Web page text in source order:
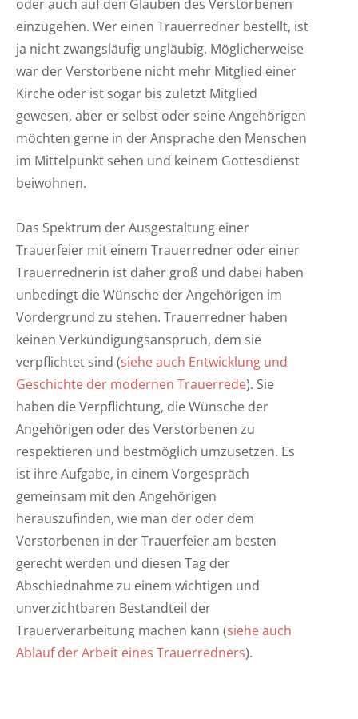
oder auch auf den Glauben des Verstorbenen
einzugehen. Wer einen Trauerredner bestellt, ist
ja nicht zwangsläufig ungläubig. Möglicherweise
war der Verstorbene nicht mehr Mitglied einer
Kirche oder ist sogar bis zuletzt Mitglied
gewesen, aber er selbst oder seine Angehörigen
möchten gerne in der Ansprache den Menschen
im Mittelpunkt sehen und keinem Gottesdienst
beiwohnen.
Das Spektrum der Ausgestaltung einer
Trauerfeier mit einem Trauerredner oder einer
Trauerrednerin ist daher groß und dabei haben
unbedingt die Wünsche der Angehörigen im
Vordergrund zu stehen. Trauerredner haben
keinen Verkündigungsanspruch, dem sie
verpflichtet sind (siehe auch Entwicklung und
Geschichte der modernen Trauerrede). Sie
haben die Verpflichtung, die Wünsche der
Angehörigen oder des Verstorbenen zu
respektieren und bestmöglich umzusetzen. Es
ist ihre Aufgabe, in einem Vorgespräch
gemeinsam mit den Angehörigen
herauszufinden, wie man der oder dem
Verstorbenen in der Trauerfeier am besten
gerecht werden und diesen Tag der
Abschiednahme zu einem wichtigen und
unverzichtbaren Bestandteil der
Trauerverarbeitung machen kann (siehe auch
Ablauf der Arbeit eines Trauerredners).